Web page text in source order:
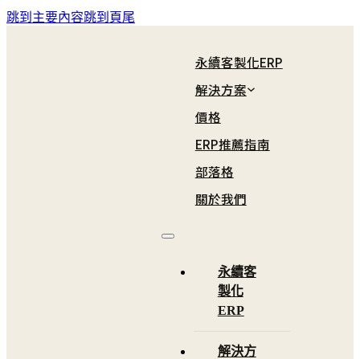
跳到主要內容跳到頁尾
永續客製化ERP
解決方案
製造業總覽
食品業
成衣業
價格
ERP推薦指南
部落格
關於我們
永續客
製化
ERP
解決方